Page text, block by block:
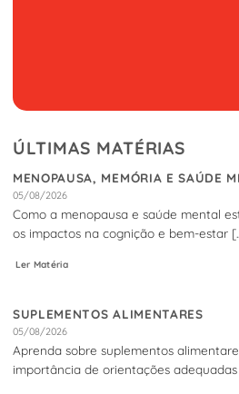
ÚLTIMAS MATÉRIAS
MENOPAUSA, MEMÓRIA E SAÚDE
05/08/2026
Como a menopausa e saúde mental
os impactos na cognição e bem-estar
Ler Matéria
SUPLEMENTOS ALIMENTARES
05/08/2026
Aprenda sobre suplementos
importância de orientações